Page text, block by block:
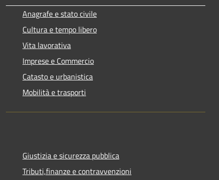
Anagrafe e stato civile
Cultura e tempo libero
Vita lavorativa
Imprese e Commercio
Catasto e urbanistica
Mobilità e trasporti
Giustizia e sicurezza pubblica
Tributi,finanze e contravvenzioni